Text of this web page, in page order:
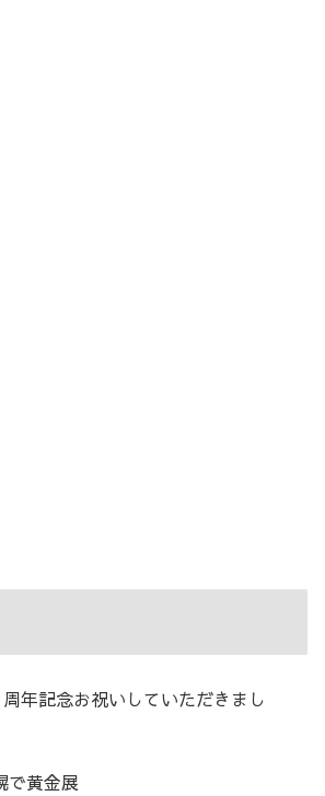
年記念お祝いしていただきまし
で黄金展